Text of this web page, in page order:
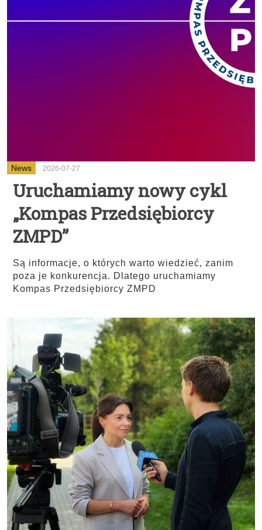
News 2026-07-27
Uruchamiamy nowy cykl
„Kompas Przedsiębiorcy
ZMPD”
Są informacje, o których warto wiedzieć, zanim
poza je konkurencja. Dlatego uruchamiamy
Kompas Przedsiębiorcy ZMPD